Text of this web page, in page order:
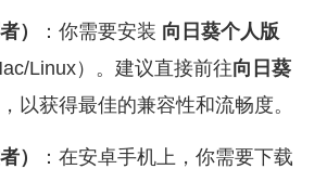
） ：你需要安装 向日葵个人版
Linux）。建议直接前往向日葵
以获得最佳的兼容性和流畅度。
）
：在安卓手机上，你需要下载